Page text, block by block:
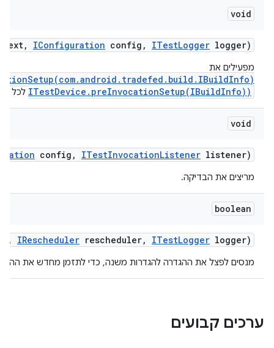
void
, IConfiguration config , ITestLogger logger)
מפעילים את
ITestDevice.preInvocationSetup(IBuildInfo)) לכל
void
config , ITestInvocationListener listener)
מריצים את הבדיקה.
boolean
, IRescheduler rescheduler, ITestLogger logger)
מנסים לפצל את ההגדרה להגדרות משנה, כדי לתזמן מחדש את
ערכים קבועים